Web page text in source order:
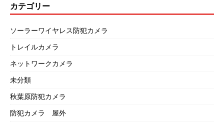
カテゴリー
ソーラーワイヤレス防犯カメラ
トレイルカメラ
ネットワークカメラ
未分類
秋葉原防犯カメラ
防犯カメラ 屋外